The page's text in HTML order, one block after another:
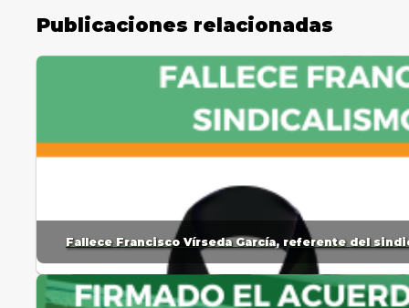
Publicaciones relacionadas
Fallece Francisco Vírseda García, referente del